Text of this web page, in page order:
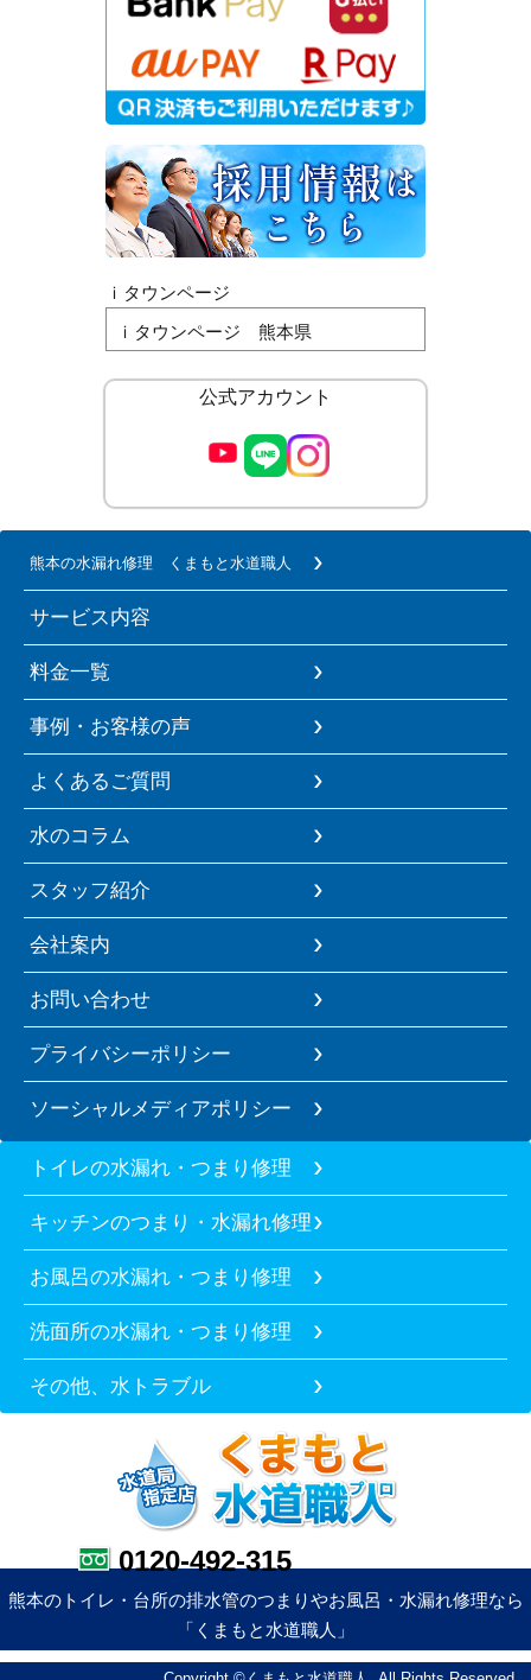
ｉタウンページ
ｉタウンページ 熊本県
公式アカウント
熊本の水漏れ修理 くまもと水道職人
サービス内容
料金一覧
事例・お客様の声
よくあるご質問
水のコラム
スタッフ紹介
会社案内
お問い合わせ
プライバシーポリシー
ソーシャルメディアポリシー
トイレの水漏れ・つまり修理
キッチンのつまり・水漏れ修理
お風呂の水漏れ・つまり修理
洗面所の水漏れ・つまり修理
その他、水トラブル
0120-492-315
熊本のトイレ・台所の排水管のつまりやお風呂・水漏れ修理なら
「くまもと水道職人」